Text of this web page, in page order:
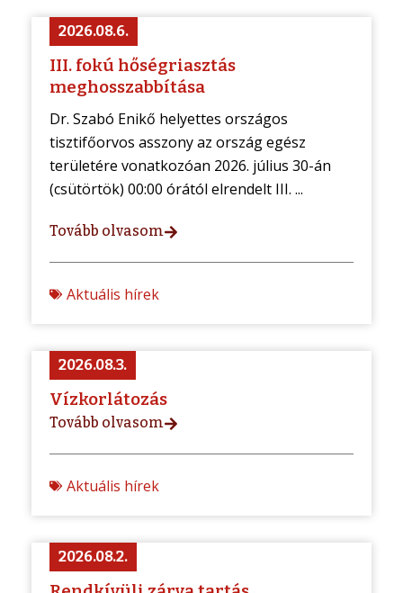
2026.08.6.
III. fokú hőségriasztás
meghosszabbítása
Dr. Szabó Enikő helyettes országos
tisztifőorvos asszony az ország egész
területére vonatkozóan 2026. július 30-án
(csütörtök) 00:00 órától elrendelt III. ...
Tovább olvasom
Aktuális hírek
2026.08.3.
Vízkorlátozás
Tovább olvasom
Aktuális hírek
2026.08.2.